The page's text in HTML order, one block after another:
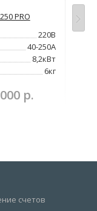
PRO
220В
40-250А
8,2кВт
6кг
р.